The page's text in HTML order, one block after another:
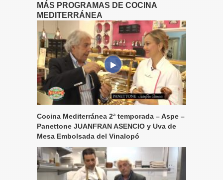
MÁS PROGRAMAS DE COCINA
MEDITERRÁNEA
Cocina Mediterránea 2ª temporada – Aspe –
Panettone JUANFRAN ASENCIO y Uva de
Mesa Embolsada del Vinalopó